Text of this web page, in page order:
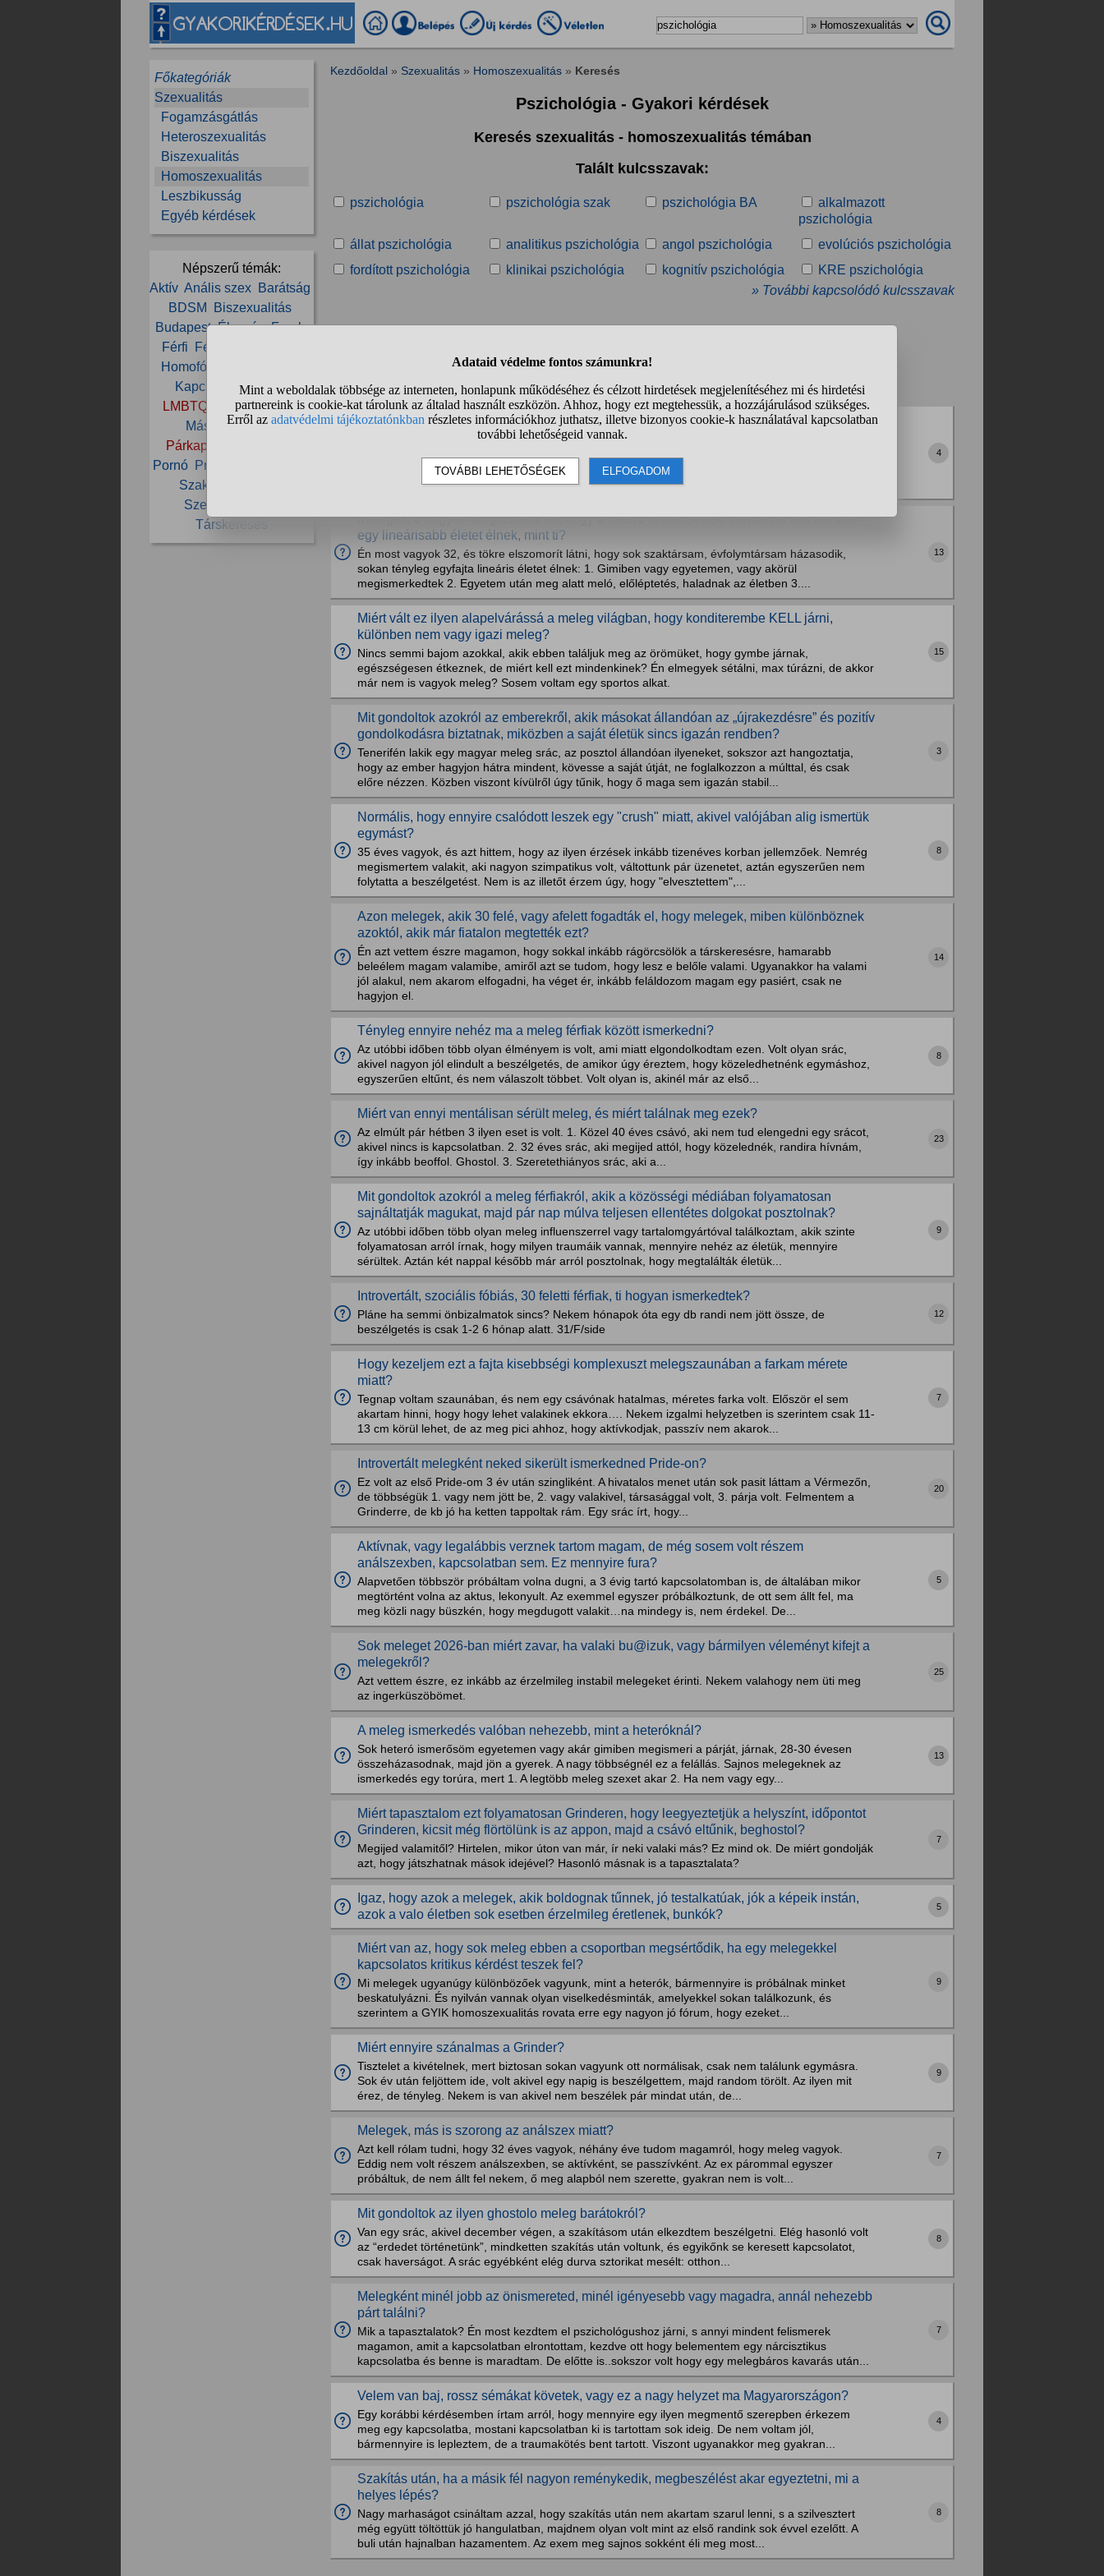
Főkategóriák
Szexualitás
Fogamzásgátlás
Heteroszexualitás
Biszexualitás
Homoszexualitás
Leszbikusság
Egyéb kérdések
Népszerű témák:
Aktív Anális szex Barátság
BDSM
Biszexualitás
Budapest Élvezés Farok
Férfi
Fétis
Homofóbia
Kapcsolat
Lábfétis
LMBTQ
Magyarország
Másság Meleg
Párkapcsolat
Pornó
Pride
Szakítás
Szerelem
Társkeresés
Kezdőoldal » Szexualitás » Homoszexualitás » Keresés
Pszichológia - Gyakori kérdések
Keresés szexualitás - homoszexualitás témában
Talált kulcsszavak:
pszichológia pszichológia szak pszichológia BA
alkalmazott
pszichológia
állat pszichológia
analitikus pszichológia angol pszichológia
evolúciós pszichológia
fordított pszichológia
klinikai pszichológia kognitív pszichológia
KRE pszichológia
» További kapcsolódó kulcsszavak
Normális, ha valaki néhány beszélgetés után már ennyire érzelmileg kötődni látszik,
vagy ez inkább annak a jele, hogy túlságosan kapaszkodik a...
Grinderen ismerkedtem meg egy sráccal, később Messengeren folytattuk a beszélgetést. Egyre
inkább azt érzem, hogy nagyon más a gondolkodásunk és a kommunikációnk. Gyakran csak a
problémáiról ír, sok benne a negativitás, miközben már olyan megjegyzéseket is tesz, hogy...
4
Melegek, ti hogyan dolgozzátok fel, hogy a heteró ismerőseitek, barátaitok sok esetben
egy lineárisabb életet élnek, mint ti?
Én most vagyok 32, és tökre elszomorít látni, hogy sok szaktársam, évfolymtársam házasodik,
sokan tényleg egyfajta lineáris életet élnek: 1. Gimiben vagy egyetemen, vagy akörül
megismerkedtek 2. Egyetem után meg alatt meló, előléptetés, haladnak az életben 3....
13
Miért vált ez ilyen alapelvárássá a meleg világban, hogy konditerembe KELL járni,
különben nem vagy igazi meleg?
Nincs semmi bajom azokkal, akik ebben találjuk meg az örömüket, hogy gymbe járnak,
egészségesen étkeznek, de miért kell ezt mindenkinek? Én elmegyek sétálni, max túrázni, de akkor
már nem is vagyok meleg? Sosem voltam egy sportos alkat.
15
Mit gondoltok azokról az emberekről, akik másokat állandóan az „újrakezdésre” és pozitív
gondolkodásra biztatnak, miközben a saját életük sincs igazán rendben?
Tenerifén lakik egy magyar meleg srác, az posztol állandóan ilyeneket, sokszor azt hangoztatja,
hogy az ember hagyjon hátra mindent, kövesse a saját útját, ne foglalkozzon a múlttal, és csak
előre nézzen. Közben viszont kívülről úgy tűnik, hogy ő maga sem igazán stabil...
3
Normális, hogy ennyire csalódott leszek egy "crush" miatt, akivel valójában alig ismertük
egymást?
35 éves vagyok, és azt hittem, hogy az ilyen érzések inkább tizenéves korban jellemzőek. Nemrég
megismertem valakit, aki nagyon szimpatikus volt, váltottunk pár üzenetet, aztán egyszerűen nem
folytatta a beszélgetést. Nem is az illetőt érzem úgy, hogy "elvesztettem",...
8
Azon melegek, akik 30 felé, vagy afelett fogadták el, hogy melegek, miben különböznek
azoktól, akik már fiatalon megtették ezt?
Én azt vettem észre magamon, hogy sokkal inkább rágörcsölök a társkeresésre, hamarabb
beleélem magam valamibe, amiről azt se tudom, hogy lesz e belőle valami. Ugyanakkor ha valami
jól alakul, nem akarom elfogadni, ha véget ér, inkább feláldozom magam egy pasiért, csak ne
hagyjon el.
14
Tényleg ennyire nehéz ma a meleg férfiak között ismerkedni?
Az utóbbi időben több olyan élményem is volt, ami miatt elgondolkodtam ezen. Volt olyan srác,
akivel nagyon jól elindult a beszélgetés, de amikor úgy éreztem, hogy közeledhetnénk egymáshoz,
egyszerűen eltűnt, és nem válaszolt többet. Volt olyan is, akinél már az első...
8
Miért van ennyi mentálisan sérült meleg, és miért találnak meg ezek?
Az elmúlt pár hétben 3 ilyen eset is volt. 1. Közel 40 éves csávó, aki nem tud elengedni egy srácot,
akivel nincs is kapcsolatban. 2. 32 éves srác, aki megijed attól, hogy közelednék, randira hívnám,
így inkább beoffol. Ghostol. 3. Szeretethiányos srác, aki a...
23
Mit gondoltok azokról a meleg férfiakról, akik a közösségi médiában folyamatosan
sajnáltatják magukat, majd pár nap múlva teljesen ellentétes dolgokat posztolnak?
Az utóbbi időben több olyan meleg influenszerrel vagy tartalomgyártóval találkoztam, akik szinte
folyamatosan arról írnak, hogy milyen traumáik vannak, mennyire nehéz az életük, mennyire
sérültek. Aztán két nappal később már arról posztolnak, hogy megtalálták életük...
9
Introvertált, szociális fóbiás, 30 feletti férfiak, ti hogyan ismerkedtek?
Pláne ha semmi önbizalmatok sincs? Nekem hónapok óta egy db randi nem jött össze, de
beszélgetés is csak 1-2 6 hónap alatt. 31/F/side
12
Hogy kezeljem ezt a fajta kisebbségi komplexuszt melegszaunában a farkam mérete
miatt?
Tegnap voltam szaunában, és nem egy csávónak hatalmas, méretes farka volt. Először el sem
akartam hinni, hogy hogy lehet valakinek ekkora…. Nekem izgalmi helyzetben is szerintem csak 11-
13 cm körül lehet, de az meg pici ahhoz, hogy aktívkodjak, passzív nem akarok...
7
Introvertált melegként neked sikerült ismerkedned Pride-on?
Ez volt az első Pride-om 3 év után szingliként. A hivatalos menet után sok pasit láttam a Vérmezőn,
de többségük 1. vagy nem jött be, 2. vagy valakivel, társasággal volt, 3. párja volt. Felmentem a
Grinderre, de kb jó ha ketten tappoltak rám. Egy srác írt, hogy...
20
Aktívnak, vagy legalábbis verznek tartom magam, de még sosem volt részem
análszexben, kapcsolatban sem. Ez mennyire fura?
Alapvetően többször próbáltam volna dugni, a 3 évig tartó kapcsolatomban is, de általában mikor
megtörtént volna az aktus, lekonyult. Az exemmel egyszer próbálkoztunk, de ott sem állt fel, ma
meg közli nagy büszkén, hogy megdugott valakit…na mindegy is, nem érdekel. De...
5
Sok meleget 2026-ban miért zavar, ha valaki bu@izuk, vagy bármilyen véleményt kifejt a
melegekről?
Azt vettem észre, ez inkább az érzelmileg instabil melegeket érinti. Nekem valahogy nem üti meg
az ingerküszöbömet.
25
A meleg ismerkedés valóban nehezebb, mint a heteróknál?
Sok heteró ismerősöm egyetemen vagy akár gimiben megismeri a párját, járnak, 28-30 évesen
összeházasodnak, majd jön a gyerek. A nagy többségnél ez a felállás. Sajnos melegeknek az
ismerkedés egy torúra, mert 1. A legtöbb meleg szexet akar 2. Ha nem vagy egy...
13
Miért tapasztalom ezt folyamatosan Grinderen, hogy leegyeztetjük a helyszínt, időpontot
Grinderen, kicsit még flörtölünk is az appon, majd a csávó eltűnik, beghostol?
Megijed valamitől? Hirtelen, mikor úton van már, ír neki valaki más? Ez mind ok. De miért gondolják
azt, hogy játszhatnak mások idejével? Hasonló másnak is a tapasztalata?
7
Igaz, hogy azok a melegek, akik boldognak tűnnek, jó testalkatúak, jók a képeik instán,
azok a valo életben sok esetben érzelmileg éretlenek, bunkók?
5
Miért van az, hogy sok meleg ebben a csoportban megsértődik, ha egy melegekkel
kapcsolatos kritikus kérdést teszek fel?
Mi melegek ugyanúgy különbözőek vagyunk, mint a heterók, bármennyire is próbálnak minket
beskatulyázni. És nyilván vannak olyan viselkedésminták, amelyekkel sokan találkozunk, és
szerintem a GYIK homoszexualitás rovata erre egy nagyon jó fórum, hogy ezeket...
9
Miért ennyire szánalmas a Grinder?
Tisztelet a kivételnek, mert biztosan sokan vagyunk ott normálisak, csak nem találunk egymásra.
Sok év után feljöttem ide, volt akivel egy napig is beszélgettem, majd random törölt. Az ilyen mit
érez, de tényleg. Nekem is van akivel nem beszélek pár mindat után, de...
9
Melegek, más is szorong az análszex miatt?
Azt kell rólam tudni, hogy 32 éves vagyok, néhány éve tudom magamról, hogy meleg vagyok.
Eddig nem volt részem análszexben, se aktívként, se passzívként. Az ex párommal egyszer
próbáltuk, de nem állt fel nekem, ő meg alapból nem szerette, gyakran nem is volt...
7
Mit gondoltok az ilyen ghostolo meleg barátokról?
Van egy srác, akivel december végen, a szakításom után elkezdtem beszélgetni. Elég hasonló volt
az “erdedet történetünk”, mindketten szakítás után voltunk, és egyikőnk se keresett kapcsolatot,
csak haverságot. A srác egyébként elég durva sztorikat mesélt: otthon...
8
Melegként minél jobb az önismereted, minél igényesebb vagy magadra, annál nehezebb
párt találni?
Mik a tapasztalatok? Én most kezdtem el pszichológushoz járni, s annyi mindent felismerek
magamon, amit a kapcsolatban elrontottam, kezdve ott hogy belementem egy nárcisztikus
kapcsolatba és benne is maradtam. De előtte is..sokszor volt hogy egy melegbáros kavarás után...
7
Velem van baj, rossz sémákat követek, vagy ez a nagy helyzet ma Magyarországon?
Egy korábbi kérdésemben írtam arról, hogy mennyire egy ilyen megmentő szerepben érkezem
meg egy kapcsolatba, mostani kapcsolatban ki is tartottam sok ideig. De nem voltam jól,
bármennyire is lepleztem, de a traumakötés bent tartott. Viszont ugyanakkor meg gyakran...
4
Szakítás után, ha a másik fél nagyon reménykedik, megbeszélést akar egyeztetni, mi a
helyes lépés?
Nagy marhaságot csináltam azzal, hogy szakítás után nem akartam szarul lenni, s a szilvesztert
még együtt töltöttük jó hangulatban, majdnem olyan volt mint az első randink sok évvel ezelőtt. A
buli után hajnalban hazamentem. Az exem meg sajnos sokként éli meg most...
8